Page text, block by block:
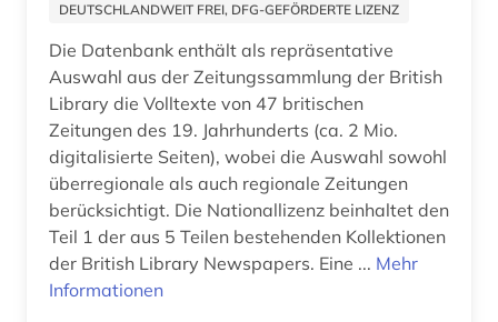
asean (1)
asienforschung (2)
asienkunde (1)
astronomie (1)
DEUTSCHLANDWEIT FREI, DFG-GEFÖRDERTE LIZENZ
Die Datenbank enthält als repräsentative
Auswahl aus der Zeitungssammlung der British
Library die Volltexte von 47 britischen
Zeitungen des 19. Jahrhunderts (ca. 2 Mio.
digitalisierte Seiten), wobei die Auswahl sowohl
überregionale als auch regionale Zeitungen
berücksichtigt. Die Nationallizenz beinhaltet den
Teil 1 der aus 5 Teilen bestehenden Kollektionen
der British Library Newspapers. Eine ... Mehr
Informationen